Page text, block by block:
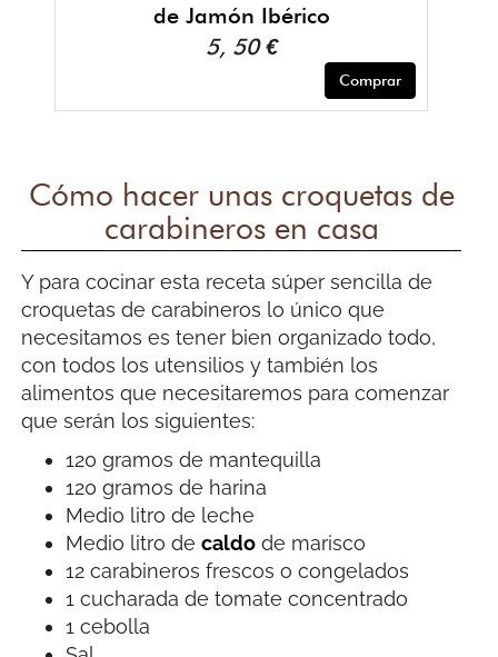
de Jamón Ibérico
5, 50 €
Comprar
Cómo hacer unas croquetas de
carabineros en casa
Y para cocinar esta receta súper sencilla de
croquetas de carabineros lo único que
necesitamos es tener bien organizado todo,
con todos los utensilios y también los
alimentos que necesitaremos para comenzar
que serán los siguientes:
120 gramos de mantequilla
120 gramos de harina
Medio litro de leche
Medio litro decaldo de marisco
12 carabineros frescos o congelados
1 cucharada de tomate concentrado
1 cebolla